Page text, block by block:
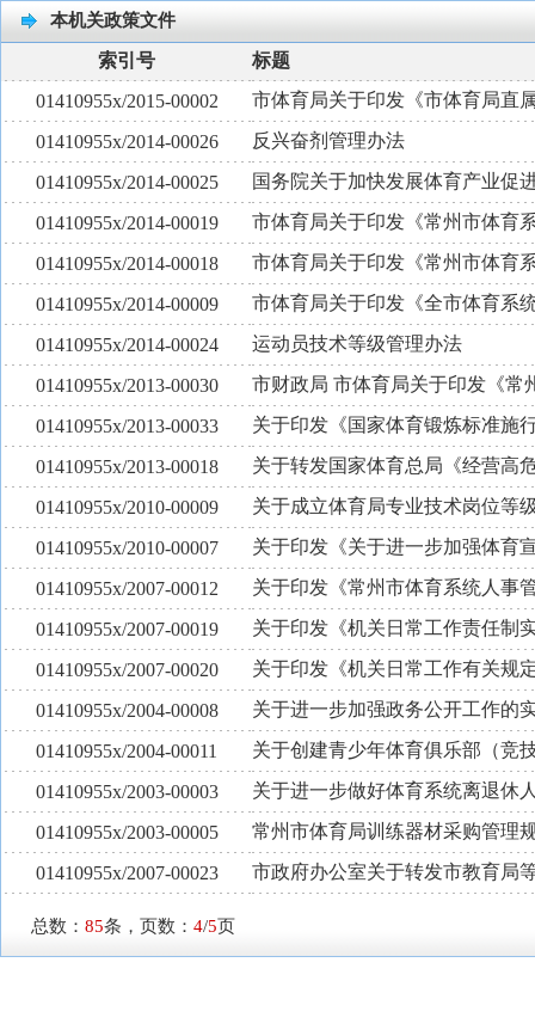
本机关政策文件
索引号
标题
01410955x/2015-00002
市体育局关于印发《市体育局直
01410955x/2014-00026 反兴奋剂管理办法
01410955x/2014-00025 国务院关于加快发展体育产业促
01410955x/2014-00019 市体育局关于印发《常州市体育
01410955x/2014-00018 市体育局关于印发《常州市体育
01410955x/2014-00009 市体育局关于印发《全市体育系
01410955x/2014-00024 运动员技术等级管理办法
01410955x/2013-00030 市财政局 市体育局关于印发《常
01410955x/2013-00033 关于印发《国家体育锻炼标准施
01410955x/2013-00018 关于转发国家体育总局《经营高
01410955x/2010-00009 关于成立体育局专业技术岗位等
01410955x/2010-00007 关于印发《关于进一步加强体育
01410955x/2007-00012 关于印发《常州市体育系统人事
01410955x/2007-00019 关于印发《机关日常工作责任制
01410955x/2007-00020 关于印发《机关日常工作有关规
01410955x/2004-00008 关于进一步加强政务公开工作的
01410955x/2004-00011 关于创建青少年体育俱乐部（竞
01410955x/2003-00003 关于进一步做好体育系统离退休
01410955x/2003-00005 常州市体育局训练器材采购管理
01410955x/2007-00023 市政府办公室关于转发市教育局
总数： 85条，页数： 4/5页